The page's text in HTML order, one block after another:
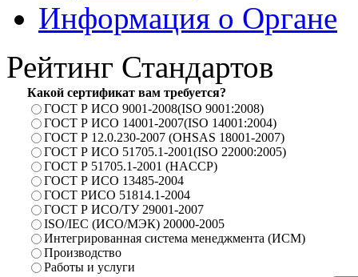
Информация о Органе
Рейтинг Стандартов
Какой сертификат вам требуется?
ГОСТ Р ИСО 9001-2008(ISO 9001:2008)
ГОСТ Р ИСО 14001-2007(ISO 14001:2004)
ГОСТ Р 12.0.230-2007 (OHSAS 18001-2007)
ГОСТ Р ИСО 51705.1-2001(ISO 22000:2005)
ГОСТ Р 51705.1-2001 (HACCP)
ГОСТ Р ИСО 13485-2004
ГОСТ РИСО 51814.1-2004
ГОСТ Р ИСО/ТУ 29001-2007
ISO/IEC (ИСО/МЭК) 20000-2005
Интегрированная система менеджмента (ИСМ)
Производство
Работы и услуги